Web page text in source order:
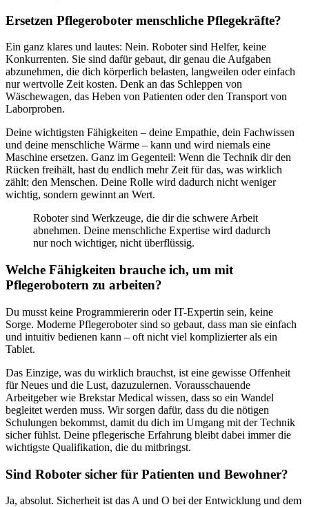
Ersetzen Pflegeroboter menschliche Pflegekräfte?
Ein ganz klares und lautes: Nein. Roboter sind Helfer, keine
Konkurrenten. Sie sind dafür gebaut, dir genau die Aufgaben
abzunehmen, die dich körperlich belasten, langweilen oder einfach
nur wertvolle Zeit kosten. Denk an das Schleppen von
Wäschewagen, das Heben von Patienten oder den Transport von
Laborproben.
Deine wichtigsten Fähigkeiten – deine Empathie, dein Fachwissen
und deine menschliche Wärme – kann und wird niemals eine
Maschine ersetzen. Ganz im Gegenteil: Wenn die Technik dir den
Rücken freihält, hast du endlich mehr Zeit für das, was wirklich
zählt: den Menschen. Deine Rolle wird dadurch nicht weniger
wichtig, sondern gewinnt an Wert.
Roboter sind Werkzeuge, die dir die schwere Arbeit
abnehmen. Deine menschliche Expertise wird dadurch
nur noch wichtiger, nicht überflüssig.
Welche Fähigkeiten brauche ich, um mit
Pflegerobotern zu arbeiten?
Du musst keine Programmiererin oder IT-Expertin sein, keine
Sorge. Moderne Pflegeroboter sind so gebaut, dass man sie einfach
und intuitiv bedienen kann – oft nicht viel komplizierter als ein
Tablet.
Das Einzige, was du wirklich brauchst, ist eine gewisse Offenheit
für Neues und die Lust, dazuzulernen. Vorausschauende
Arbeitgeber wie Brekstar Medical wissen, dass so ein Wandel
begleitet werden muss. Wir sorgen dafür, dass du die nötigen
Schulungen bekommst, damit du dich im Umgang mit der Technik
sicher fühlst. Deine pflegerische Erfahrung bleibt dabei immer die
wichtigste Qualifikation, die du mitbringst.
Sind Roboter sicher für Patienten und Bewohner?
Ja, absolut. Sicherheit ist das A und O bei der Entwicklung und dem